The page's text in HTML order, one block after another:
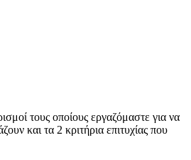
τους οποίους εργαζόμαστε για να
και τα 2 κριτήρια επιτυχίας που